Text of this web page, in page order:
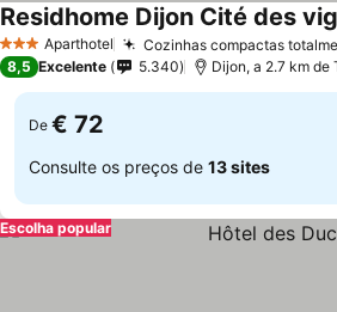
3 EstrelasAparthotel Cozinhas compactas
Residhome Dijon Cité des
8,5 Excelente 5.340 Dijon, a 2.7 km de
De € 72
Consulte os preços de 13 sites
Escolha popular